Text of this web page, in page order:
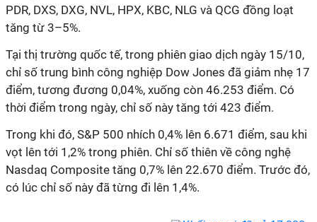
PDR, DXS, DXG, NVL, HPX, KBC, NLG và QCG đồng loạt
tăng từ 3–5%.
Tại thị trường quốc tế, trong phiên giao dịch ngày 15/10,
chỉ số trung bình công nghiệp Dow Jones đã giảm nhẹ 17
điểm, tương đương 0,04%, xuống còn 46.253 điểm. Có
thời điểm trong ngày, chỉ số này tăng tới 423 điểm.
Trong khi đó, S&P 500 nhích 0,4% lên 6.671 điểm, sau khi
vọt lên tới 1,2% trong phiên. Chỉ số thiên về công nghệ
Nasdaq Composite tăng 0,7% lên 22.670 điểm. Trước đó,
có lúc chỉ số này đã từng đi lên 1,4%.